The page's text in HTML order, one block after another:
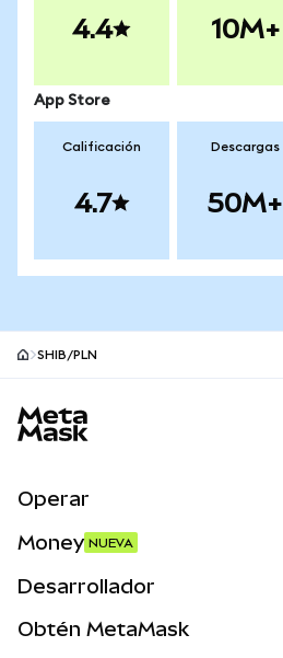
4.4 10M+
App Store
Calificación
4.7
Descargas
50M+
SHIB/PLN
Operar
Activos del mundo real
Money NUEVA
Desarrollador
Obtén MetaMask